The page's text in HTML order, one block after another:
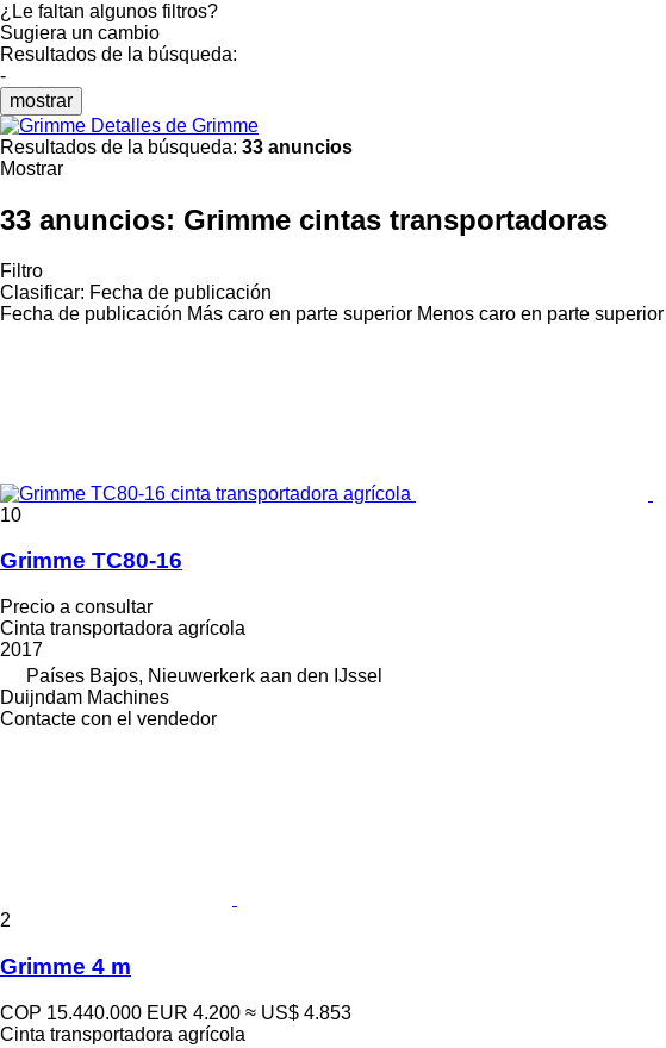
¿Le faltan algunos filtros?
Sugiera un cambio
Resultados de la búsqueda:
-
mostrar
Detalles de Grimme
Resultados de la búsqueda: 33 anuncios
Mostrar
33 anuncios: Grimme cintas transportadoras
Filtro
Clasificar: Fecha de publicación
Fecha de publicación Más caro en parte superior Menos caro en parte superior
10
Grimme TC80-16
Precio a consultar
Cinta transportadora agrícola
2017
Países Bajos, Nieuwerkerk aan den IJssel
Duijndam Machines
Contacte con el vendedor
2
Grimme 4 m
COP 15.440.000 EUR 4.200 ≈ US$ 4.853
Cinta transportadora agrícola